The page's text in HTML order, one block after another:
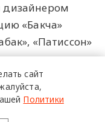
«Бакча»
«Патиссон»
также
массива
стали тыква,
сайт
Политики